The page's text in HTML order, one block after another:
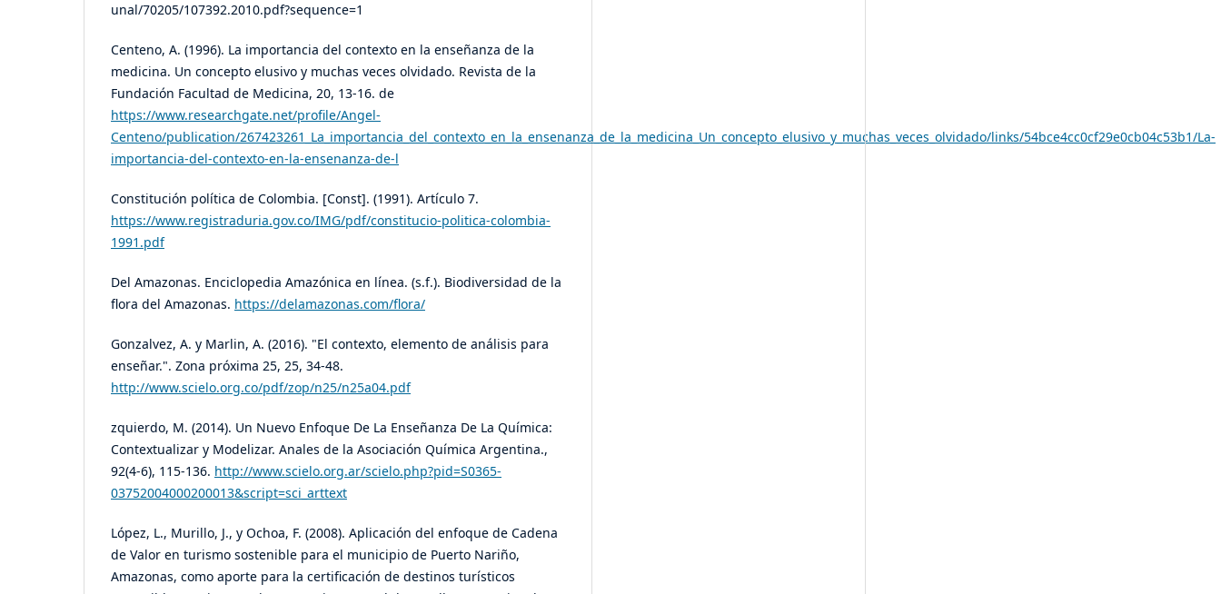
unal/70205/107392.2010.pdf?sequence=1
Centeno, A. (1996). La importancia del contexto en la enseñanza de la
medicina. Un concepto elusivo y muchas veces olvidado. Revista de la
Fundación Facultad de Medicina, 20, 13-16. de
https://www.researchgate.net/profile/Angel-
Centeno/publication/267423261_La_importancia_del_contexto_en_la_ensenanza_de_la_medicina_Un_concepto_elusivo_y_muchas_veces_olvidado/links/54bce4cc0cf29e0cb04c53b1/La-
importancia-del-contexto-en-la-ensenanza-de-l
Constitución política de Colombia. [Const]. (1991). Artículo 7.
https://www.registraduria.gov.co/IMG/pdf/constitucio-politica-colombia-
1991.pdf
Del Amazonas. Enciclopedia Amazónica en línea. (s.f.). Biodiversidad de la
flora del Amazonas. https://delamazonas.com/flora/
Gonzalvez, A. y Marlin, A. (2016). "El contexto, elemento de análisis para
enseñar.". Zona próxima 25, 25, 34-48.
http://www.scielo.org.co/pdf/zop/n25/n25a04.pdf
zquierdo, M. (2014). Un Nuevo Enfoque De La Enseñanza De La Química:
Contextualizar y Modelizar. Anales de la Asociación Química Argentina.,
92(4-6), 115-136. http://www.scielo.org.ar/scielo.php?pid=S0365-
03752004000200013&script=sci_arttext
López, L., Murillo, J., y Ochoa, F. (2008). Aplicación del enfoque de Cadena
de Valor en turismo sostenible para el municipio de Puerto Nariño,
Amazonas, como aporte para la certificación de destinos turísticos